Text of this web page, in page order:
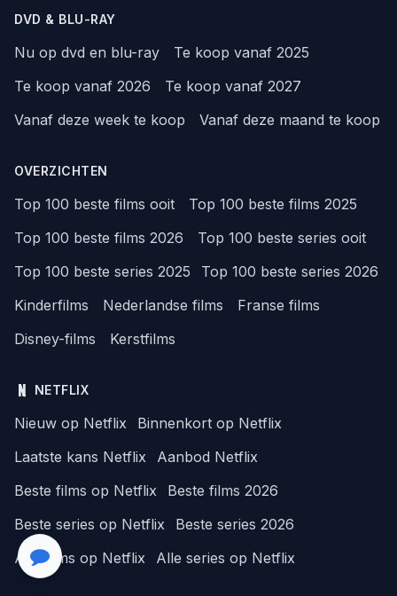
DVD & BLU-RAY
Nu op dvd en blu-ray
Te koop vanaf 2025
Te koop vanaf 2026
Te koop vanaf 2027
Vanaf deze week te koop
Vanaf deze maand te koop
OVERZICHTEN
Top 100 beste films ooit
Top 100 beste films 2025
Top 100 beste films 2026
Top 100 beste series ooit
Top 100 beste series 2025
Top 100 beste series 2026
Kinderfilms
Nederlandse films
Franse films
Disney-films
Kerstfilms
NETFLIX
Nieuw op Netflix
Binnenkort op Netflix
Laatste kans Netflix
Aanbod Netflix
Beste films op Netflix
Beste films 2026
Beste series op Netflix
Beste series 2026
Alle films op Netflix
Alle series op Netflix